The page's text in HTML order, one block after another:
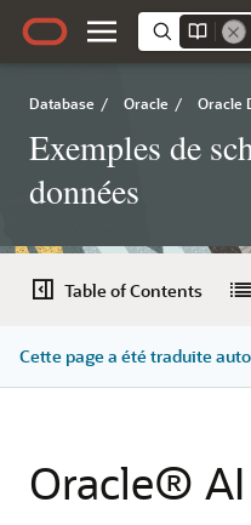
Database / Oracle / Oracle
Exemples de
données
Table of Contents
Cette page a été traduite
Oracle®